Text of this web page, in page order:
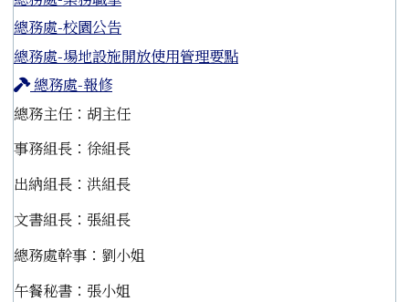
總務處-校園公告
總務處-場地設施開放使用管理要點
總務處-報修
總務主任：胡主任
事務組長：徐組長
出納組長：洪組長
文書組長：張組長
總務處幹事：劉小姐
午餐秘書：張小姐